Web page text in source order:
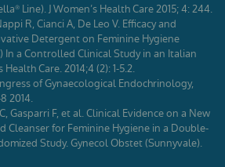
® Line). J Women’s Health Care 2015; 4: 244.
R, Cianci A, De Leo V. Efficacy and
Detergent on Feminine Hygiene
In a Controlled Clinical Study in an Italian
Care. 2014;4 (2): 1-5.2.
of Gynaecological Endochrinology,
2014.
Gasparri F, et al. Clinical Evidence on a New
Cleanser for Feminine Hygiene in a Double-
Study. Gynecol Obstet (Sunnyvale).